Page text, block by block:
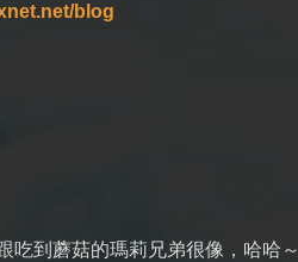
blog
吃到蘑菇的瑪莉兄弟很像，哈哈～